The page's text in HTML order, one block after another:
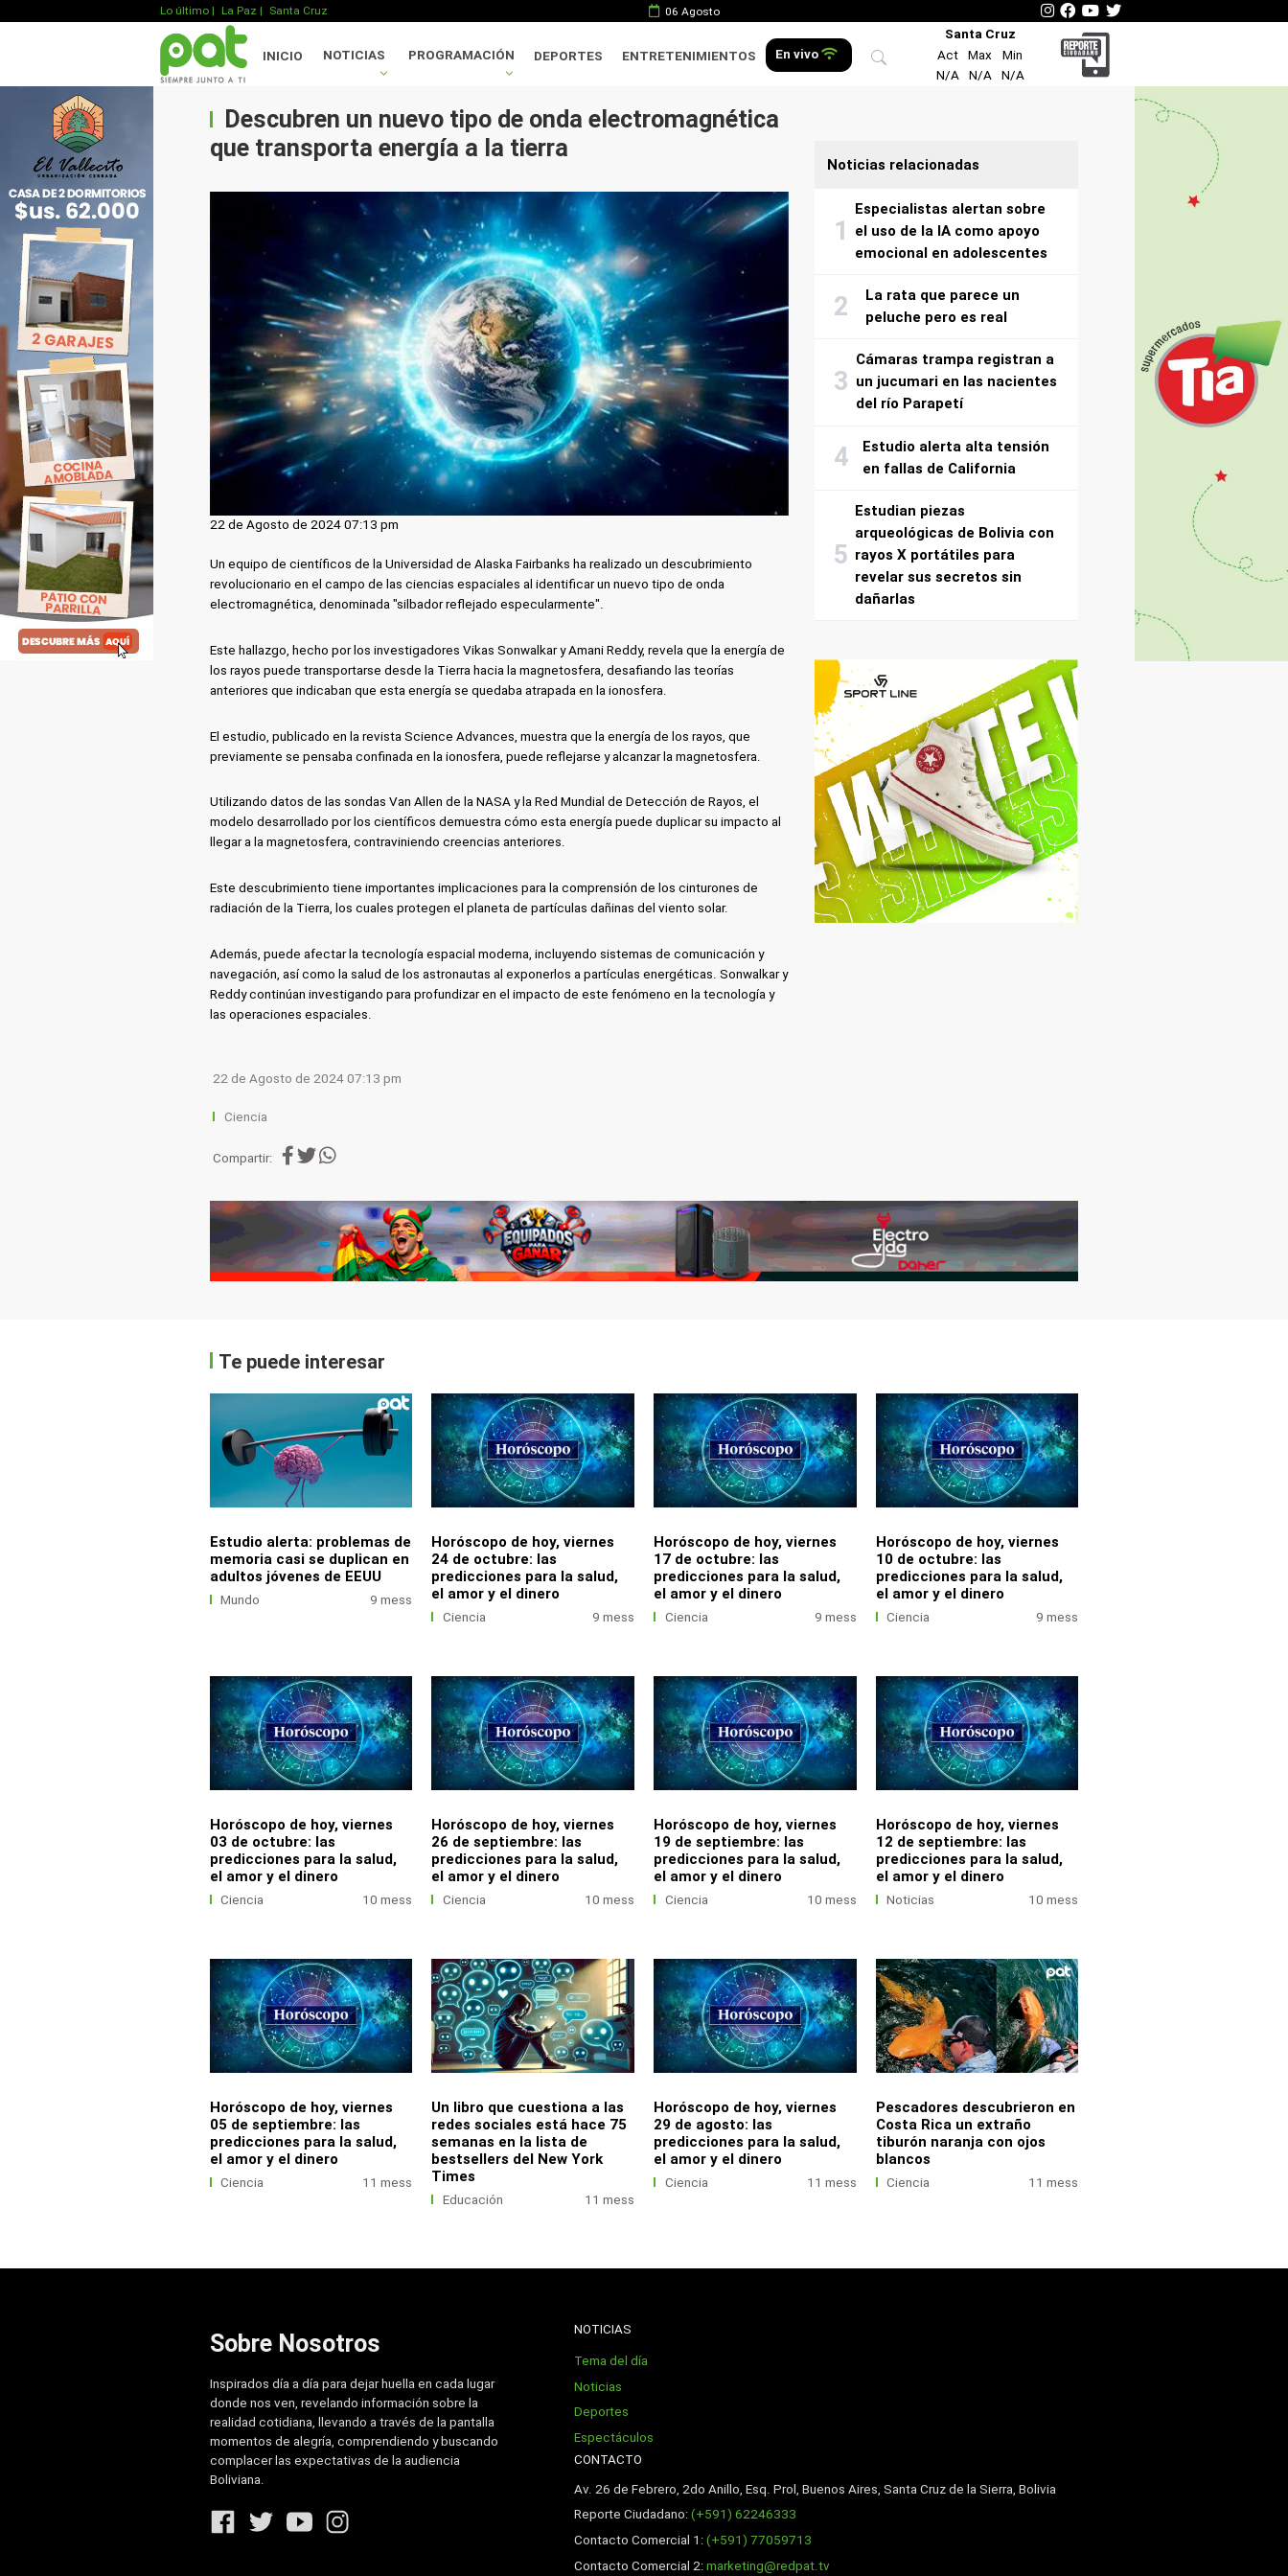
Lo último | La Paz | Santa Cruz 06 Agosto
INICIO NOTICIAS PROGRAMACIÓN DEPORTES ENTRETENIMIENTOS En vivo
Santa Cruz
Act
Max
Min
N/A
N/A N/A
Descubren un nuevo tipo de onda electromagnética
que transporta energía a la tierra
22 de Agosto de 2024 07:13 pm
Un equipo de científicos de la Universidad de Alaska Fairbanks ha realizado un descubrimiento
revolucionario en el campo de las ciencias espaciales al identificar un nuevo tipo de onda
electromagnética, denominada "silbador reflejado especularmente".
Este hallazgo, hecho por los investigadores Vikas Sonwalkar y Amani Reddy, revela que la energía de
los rayos puede transportarse desde la Tierra hacia la magnetosfera, desafiando las teorías
anteriores que indicaban que esta energía se quedaba atrapada en la ionosfera.
El estudio, publicado en la revista Science Advances, muestra que la energía de los rayos, que
previamente se pensaba confinada en la ionosfera, puede reflejarse y alcanzar la magnetosfera.
Utilizando datos de las sondas Van Allen de la NASA y la Red Mundial de Detección de Rayos, el
modelo desarrollado por los científicos demuestra cómo esta energía puede duplicar su impacto al
llegar a la magnetosfera, contraviniendo creencias anteriores.
Este descubrimiento tiene importantes implicaciones para la comprensión de los cinturones de
radiación de la Tierra, los cuales protegen el planeta de partículas dañinas del viento solar.
Además, puede afectar la tecnología espacial moderna, incluyendo sistemas de comunicación y
navegación, así como la salud de los astronautas al exponerlos a partículas energéticas. Sonwalkar y
Reddy continúan investigando para profundizar en el impacto de este fenómeno en la tecnología y
las operaciones espaciales.
22 de Agosto de 2024 07:13 pm
Ciencia
Compartir:
Noticias relacionadas
Especialistas alertan sobre
el uso de la IA como apoyo
emocional en adolescentes
La rata que parece un
peluche pero es real
Cámaras trampa registran a
un jucumari en las nacientes
del río Parapetí
Estudio alerta alta tensión
en fallas de California
Estudian piezas
arqueológicas de Bolivia con
rayos X portátiles para
revelar sus secretos sin
dañarlas
Te puede interesar
Estudio alerta: problemas de
memoria casi se duplican en
adultos jóvenes de EEUU
Mundo 9 mess
Horóscopo de hoy, viernes
24 de octubre: las
predicciones para la salud,
el amor y el dinero
Ciencia 9 mess
Horóscopo de hoy, viernes
17 de octubre: las
predicciones para la salud,
el amor y el dinero
Ciencia 9 mess
Horóscopo de hoy, viernes
10 de octubre: las
predicciones para la salud,
el amor y el dinero
Ciencia 9 mess
Horóscopo de hoy, viernes
03 de octubre: las
predicciones para la salud,
el amor y el dinero
Ciencia 10 mess
Horóscopo de hoy, viernes
26 de septiembre: las
predicciones para la salud,
el amor y el dinero
Ciencia 10 mess
Horóscopo de hoy, viernes
19 de septiembre: las
predicciones para la salud,
el amor y el dinero
Ciencia 10 mess
Horóscopo de hoy, viernes
12 de septiembre: las
predicciones para la salud,
el amor y el dinero
Noticias 10 mess
Horóscopo de hoy, viernes
05 de septiembre: las
predicciones para la salud,
el amor y el dinero
Ciencia 11 mess
Un libro que cuestiona a las
redes sociales está hace 75
semanas en la lista de
bestsellers del New York
Times
Educación 11 mess
Horóscopo de hoy, viernes
29 de agosto: las
predicciones para la salud,
el amor y el dinero
Ciencia 11 mess
Pescadores descubrieron en
Costa Rica un extraño
tiburón naranja con ojos
blancos
Ciencia 11 mess
Sobre Nosotros
Inspirados día a día para dejar huella en cada lugar
donde nos ven, revelando información sobre la
realidad cotidiana, llevando a través de la pantalla
momentos de alegría, comprendiendo y buscando
complacer las expectativas de la audiencia
Boliviana.
NOTICIAS
Tema del día
Noticias
Deportes
Espectáculos
CONTACTO
Av. 26 de Febrero, 2do Anillo, Esq. Prol, Buenos Aires, Santa Cruz de la Sierra, Bolivia
Reporte Ciudadano:(+591) 62246333
Contacto Comercial 1:(+591) 77059713
Contacto Comercial 2:marketing@redpat.tv